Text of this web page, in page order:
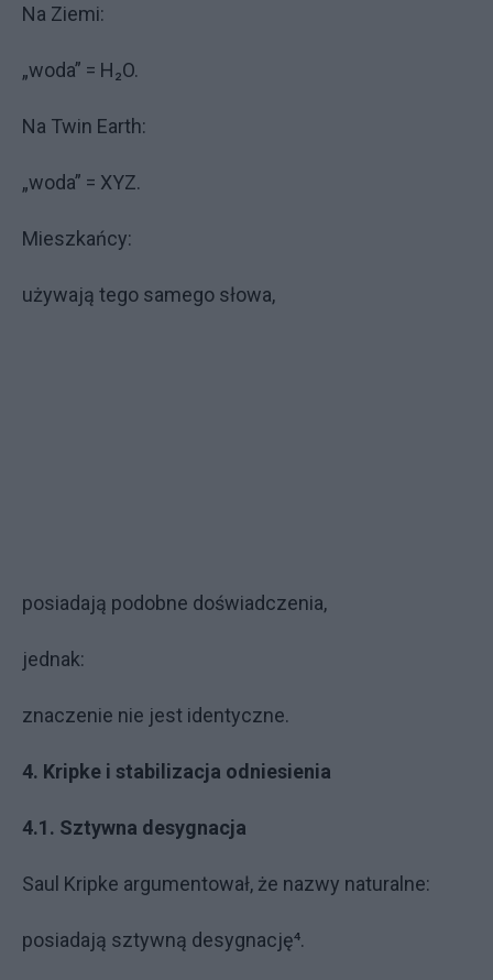
Na Ziemi:
„woda” = H₂O.
Na Twin Earth:
„woda” = XYZ.
Mieszkańcy:
używają tego samego słowa,
posiadają podobne doświadczenia,
jednak:
znaczenie nie jest identyczne.
4. Kripke i stabilizacja odniesienia
4.1. Sztywna desygnacja
Saul Kripke argumentował, że nazwy naturalne:
posiadają sztywną desygnację⁴.